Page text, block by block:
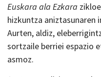
Euskara ala Ezkara
hizkuntza aniztasunaren
Aurten, aldiz,
sortzaile berriei espazio
asmoz.